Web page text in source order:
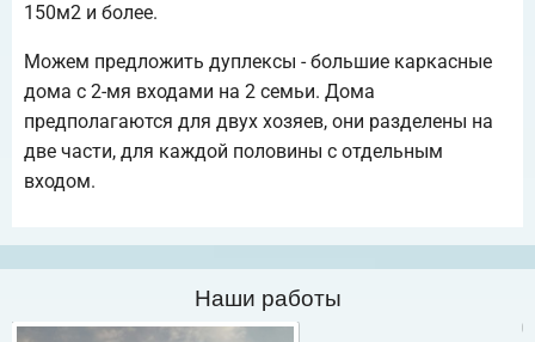
150м2 и более.
Можем предложить дуплексы - большие каркасные
дома с 2-мя входами на 2 семьи. Дома
предполагаются для двух хозяев, они разделены на
две части, для каждой половины с отдельным
входом.
Наши работы